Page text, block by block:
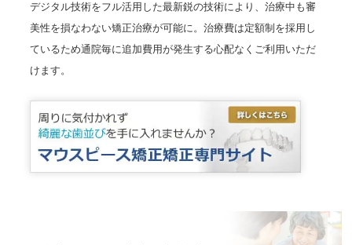
デジタル技術をフル活用した最新鋭の技術により、治療中も審
美性を損なわない矯正治療が可能に。治療費は定額制を採用し
ているため通院毎に追加費用が発生する心配なくご利用いただ
けます。